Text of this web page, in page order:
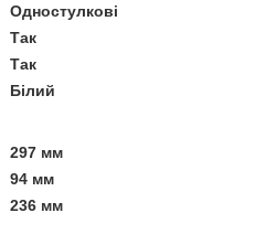
Одностулкові
Так
Так
Білий
297 мм
94 мм
236 мм